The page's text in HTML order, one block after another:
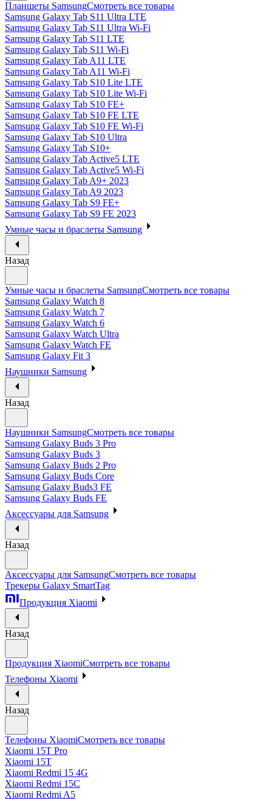
Планшеты SamsungСмотреть все товары
Samsung Galaxy Tab S11 Ultra LTE
Samsung Galaxy Tab S11 Ultra Wi-Fi
Samsung Galaxy Tab S11 LTE
Samsung Galaxy Tab S11 Wi-Fi
Samsung Galaxy Tab A11 LTE
Samsung Galaxy Tab A11 Wi-Fi
Samsung Galaxy Tab S10 Lite LTE
Samsung Galaxy Tab S10 Lite Wi-Fi
Samsung Galaxy Tab S10 FE+
Samsung Galaxy Tab S10 FE LTE
Samsung Galaxy Tab S10 FE Wi-Fi
Samsung Galaxy Tab S10 Ultra
Samsung Galaxy Tab S10+
Samsung Galaxy Tab Active5 LTE
Samsung Galaxy Tab Active5 Wi-Fi
Samsung Galaxy Tab A9+ 2023
Samsung Galaxy Tab A9 2023
Samsung Galaxy Tab S9 FE+
Samsung Galaxy Tab S9 FE 2023
Умные часы и браслеты Samsung
Назад
Умные часы и браслеты SamsungСмотреть все товары
Samsung Galaxy Watch 8
Samsung Galaxy Watch 7
Samsung Galaxy Watch 6
Samsung Galaxy Watch Ultra
Samsung Galaxy Watch FE
Samsung Galaxy Fit 3
Наушники Samsung
Назад
Наушники SamsungСмотреть все товары
Samsung Galaxy Buds 3 Pro
Samsung Galaxy Buds 3
Samsung Galaxy Buds 2 Pro
Samsung Galaxy Buds Core
Samsung Galaxy Buds3 FE
Samsung Galaxy Buds FE
Аксессуары для Samsung
Назад
Аксессуары для SamsungСмотреть все товары
Трекеры Galaxy SmartTag
Продукция Xiaomi
Назад
Продукция XiaomiСмотреть все товары
Телефоны Xiaomi
Назад
Телефоны XiaomiСмотреть все товары
Xiaomi 15T Pro
Xiaomi 15T
Xiaomi Redmi 15 4G
Xiaomi Redmi 15C
Xiaomi Redmi A5